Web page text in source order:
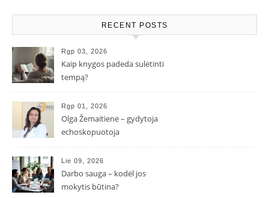
RECENT POSTS
Rgp 03, 2026
Kaip knygos padeda sulėtinti
tempą?
Rgp 01, 2026
Olga Žemaitienė – gydytoja
echoskopuotoja
Lie 09, 2026
Darbo sauga – kodėl jos
mokytis būtina?